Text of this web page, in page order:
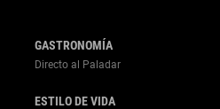
GASTRONOMÍA
Directo al Paladar
ESTILO DE VIDA